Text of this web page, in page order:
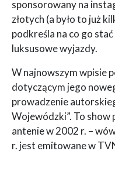
sponsorowany na
złotych (a było to już
podkreśla na co go
luksusowe wyjazdy.
W najnowszym wpisie
dotyczącym jego
prowadzenie
Wojewódzki”. To show
antenie w 2002 r. –
r. jest emitowane w